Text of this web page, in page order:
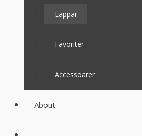
Läppar
Favoriter
Accessoarer
About